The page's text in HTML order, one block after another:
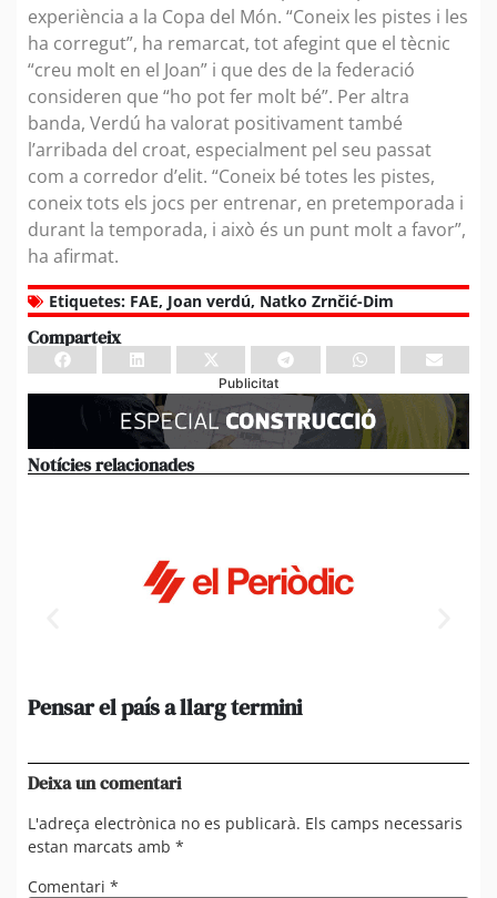
experiència a la Copa del Món. “Coneix les pistes i les
ha corregut”, ha remarcat, tot afegint que el tècnic
“creu molt en el Joan” i que des de la federació
consideren que “ho pot fer molt bé”. Per altra
banda, Verdú ha valorat positivament també
l’arribada del croat, especialment pel seu passat
com a corredor d’elit. “Coneix bé totes les pistes,
coneix tots els jocs per entrenar, en pretemporada i
durant la temporada, i això és un punt molt a favor”,
ha afirmat.
Etiquetes: FAE, Joan verdú, Natko Zrnčić-Dim
Comparteix
Publicitat
Notícies relacionades
Pensar el país a llarg termini
Deixa un comentari
L'adreça electrònica no es publicarà. Els camps necessaris
estan marcats amb *
Comentari *